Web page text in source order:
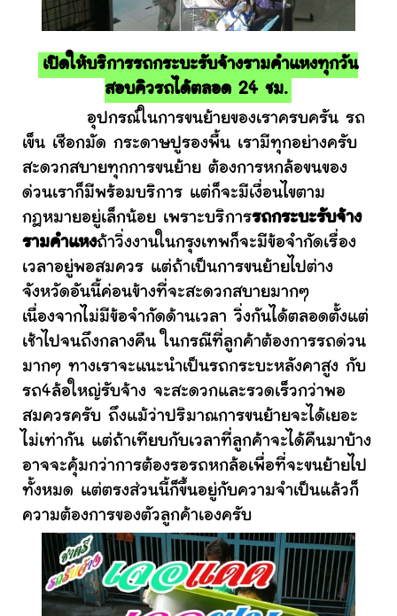
เปิดให้บริการรถกระบะรับจ้างรามคําแหงทุกวัน
สอบคิวรถได้ตลอด 24 ชม.
อุปกรณ์ในการขนย้ายของเราครบครัน รถ
เข็น เชือกมัด กระดาษปูรองพื้น เรามีทุกอย่างครับ
สะดวกสบายทุกการขนย้าย ต้องการหกล้อขนของ
ด่วนเราก็มีพร้อมบริการ แต่ก็จะมีเงื่อนไขตาม
กฎหมายอยู่เล็กน้อย เพราะบริการรถกระบะรับจ้าง
รามคําแหงถ้าวิ่งงานในกรุงเทพก็จะมีข้อจำกัดเรื่อง
เวลาอยู่พอสมควร แต่ถ้าเป็นการขนย้ายไปต่าง
จังหวัดอันนี้ค่อนข้างที่จะสะดวกสบายมากๆ
เนื่องจากไม่มีข้อจำกัดด้านเวลา วิ่งกันได้ตลอดตั้งแต่
เช้าไปจนถึงกลางคืน ในกรณีที่ลูกค้าต้องการรถด่วน
มากๆ ทางเราจะแนะนำเป็นรถกระบะหลังคาสูง กับ
รถ4ล้อใหญ่รับจ้าง จะสะดวกและรวดเร็วกว่าพอ
สมควรครับ ถึงแม้ว่าปริมาณการขนย้ายจะได้เยอะ
ไม่เท่ากัน แต่ถ้าเทียบกับเวลาที่ลูกค้าจะได้คืนมาบ้าง
อาจจะคุ้มกว่าการต้องรอรถหกล้อเพื่อที่จะขนย้ายไป
ทั้งหมด แต่ตรงส่วนนี้ก็ขึ้นอยู่กับความจำเป็นแล้วก็
ความต้องการของตัวลูกค้าเองครับ